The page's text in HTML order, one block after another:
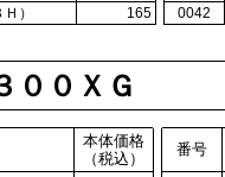
） 165 0042
００ＸＧ
本体価格
（税込）
番号